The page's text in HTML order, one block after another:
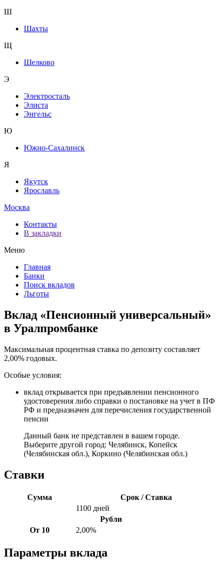
Ш
Шахты
Щ
Щелково
Э
Электросталь
Элиста
Энгельс
Ю
Южно-Сахалинск
Я
Якутск
Ярославль
Москва
Контакты
В закладки
Меню
Главная
Банки
Поиск вкладов
Льготы
Вклад «Пенсионный универсальный»
в Уралпромбанке
Максимальная процентная ставка по депозиту составляет
2,00% годовых.
Особые условия:
вклад открывается при предъявлении пенсионного
удостоверения либо справки о постановке на учет в ПФ
РФ и предназначен для перечисления государственной
пенсии
Данный банк не представлен в вашем городе.
Выберите другой город: Челябинск, Копейск
(Челябинская обл.), Коркино (Челябинская обл.)
Ставки
Сумма
Срок / Ставка
1100 дней
Рубли
От 10
2,00%
Параметры вклада